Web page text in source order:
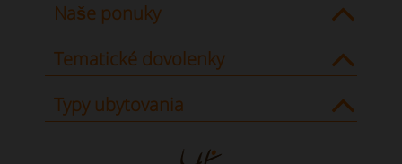
Naše ponuky
Tematické dovolenky
Typy ubytovania